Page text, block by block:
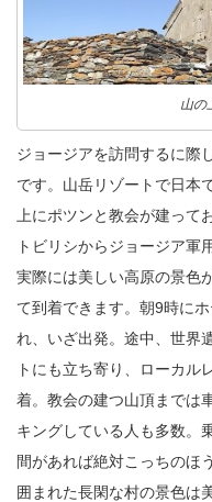
山の
ジョージアを訪問するに際
です。山岳リゾートで日本
上にポツンと教会が建って
トビリシからジョージア軍
実際には美しい高原の景色
て到着できます。朝9時に
れ、いざ出発。途中、世界
トにも立ち寄り、ローカル
着。教会の建つ山頂までは
キングしている人も多数。
間があれば絶対こっちのほ
囲まれた長閑な村の景色は